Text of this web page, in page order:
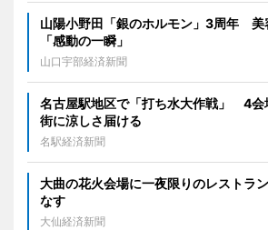
山陽小野田「銀のホルモン」3周年 美
「感動の一瞬」
山口宇部経済新聞
名古屋駅地区で「打ち水大作戦」 4会
街に涼しさ届ける
名駅経済新聞
大曲の花火会場に一夜限りのレストラ
なす
大仙経済新聞